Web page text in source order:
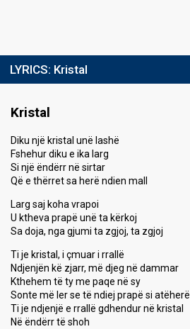
LYRICS: Kristal
Kristal
Diku një kristal unë lashë
Fshehur diku e ika larg
Si një ëndërr në sirtar
Që e thërret sa herë ndien mall
Larg saj koha vrapoi
U ktheva prapë unë ta kërkoj
Sa doja, nga gjumi ta zgjoj, ta zgjoj
Ti je kristal, i çmuar i rrallë
Ndjenjën kë zjarr, më djeg në dammar
Kthehem të ty me paqe në sy
Sonte më ler se të ndiej prapë si atëherë
Ti je ndjenjë e rrallë gdhendur në kristal
Në ëndërr të shoh